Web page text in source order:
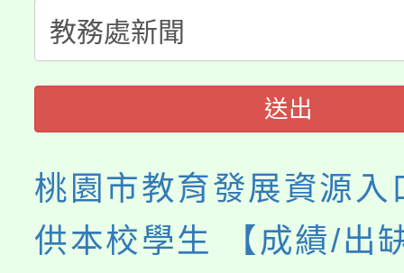
程，歡迎學生輔導中心
心理、諮商輔導、社會
系所師生報名參加。
縣市「校園短影音徵選
踴躍報名參加。
送出
桃園市教育發展資源入
供本校學生 【成績/出